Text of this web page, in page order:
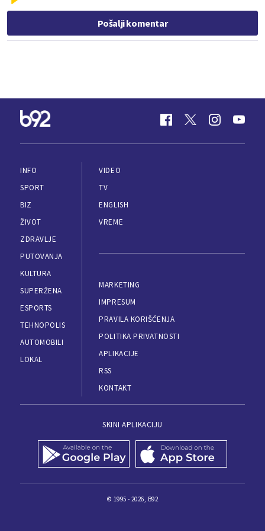
Pošalji komentar
INFO
SPORT
BIZ
ŽIVOT
ZDRAVLJE
PUTOVANJA
KULTURA
SUPERŽENA
ESPORTS
TEHNOPOLIS
AUTOMOBILI
LOKAL
VIDEO
TV
ENGLISH
VREME
MARKETING
IMPRESUM
PRAVILA KORIŠĆENJA
POLITIKA PRIVATNOSTI
APLIKACIJE
RSS
KONTAKT
SKINI APLIKACIJU
© 1995 - 2026, B92